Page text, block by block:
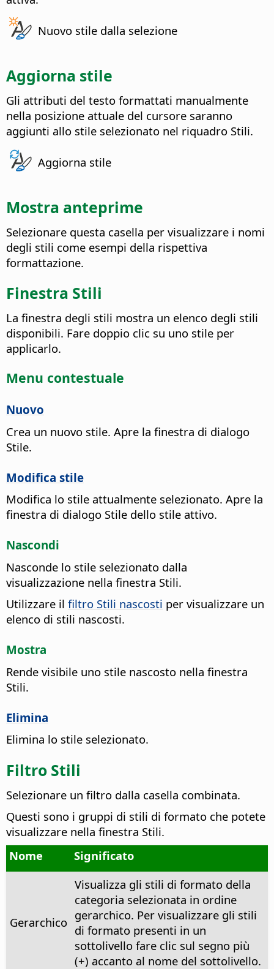
Nuovo stile dalla selezione
Aggiorna stile
Gli attributi del testo formattati manualmente
nella posizione attuale del cursore saranno
aggiunti allo stile selezionato nel riquadro Stili.
Aggiorna stile
Mostra anteprime
Selezionare questa casella per visualizzare i nomi
degli stili come esempi della rispettiva
formattazione.
Finestra Stili
La finestra degli stili mostra un elenco degli stili
disponibili. Fare doppio clic su uno stile per
applicarlo.
Menu contestuale
Nuovo
Crea un nuovo stile. Apre la finestra di dialogo
Stile.
Modifica stile
Modifica lo stile attualmente selezionato. Apre la
finestra di dialogo Stile dello stile attivo.
Nascondi
Nasconde lo stile selezionato dalla
visualizzazione nella finestra Stili.
Utilizzare il filtro Stili nascosti per visualizzare un
elenco di stili nascosti.
Mostra
Rende visibile uno stile nascosto nella finestra
Stili.
Elimina
Elimina lo stile selezionato.
Filtro Stili
Selezionare un filtro dalla casella combinata.
Questi sono i gruppi di stili di formato che potete
visualizzare nella finestra Stili.
Nome
Significato
Gerarchico
Visualizza gli stili di formato della
categoria selezionata in ordine
gerarchico. Per visualizzare gli stili
di formato presenti in un
sottolivello fare clic sul segno più
(+) accanto al nome del sottolivello.